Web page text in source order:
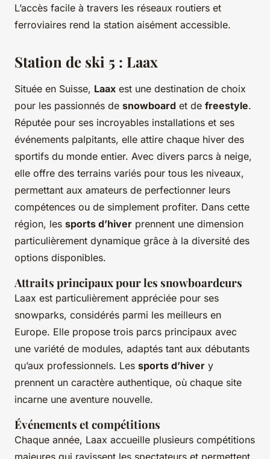
L’accès facile à travers les réseaux routiers et
ferroviaires rend la station aisément accessible.
Station de ski 5 : Laax
Située en Suisse, Laax est une destination de choix
pour les passionnés de snowboard et de freestyle.
Réputée pour ses incroyables installations et ses
événements palpitants, elle attire chaque hiver des
sportifs du monde entier. Avec divers parcs à neige,
elle offre des terrains variés pour tous les niveaux,
permettant aux amateurs de perfectionner leurs
compétences ou de simplement profiter. Dans cette
région, les sports d’hiver prennent une dimension
particulièrement dynamique grâce à la diversité des
options disponibles.
Attraits principaux pour les snowboardeurs
Laax est particulièrement appréciée pour ses
snowparks, considérés parmi les meilleurs en
Europe. Elle propose trois parcs principaux avec
une variété de modules, adaptés tant aux débutants
qu’aux professionnels. Les sports d’hiver y
prennent un caractère authentique, où chaque site
incarne une aventure nouvelle.
Événements et compétitions
Chaque année, Laax accueille plusieurs compétitions